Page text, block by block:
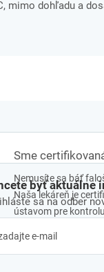
mimo dohľadu a
Sme
Nemusíte sa báť
Naša lekáreň je
ústavom pre
byť aktuálne
sa na odber